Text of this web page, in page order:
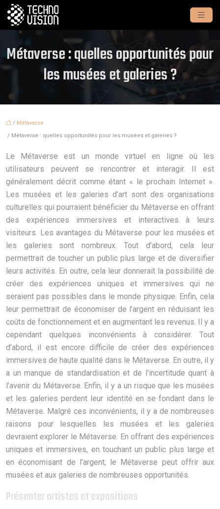
Métaverse : quelles opportunités pour
les musées et galeries ?
/ Métaverse
/ Métaverse : quelles opportunités pour les musées et galeries ?
Le Métaverse est un monde virtuel en ligne où les
utilisateurs peuvent se rencontrer et interagir. Il est
généralement décrit comme étant « le prochain Internet ».
Les musées et les galeries d’art sont des organisations
culturelles qui pourraient bénéficier du Métaverse en offrant
des expériences immersives et interactives à leurs
visiteurs. Les avantages du Métaverse pour les musées et
les galeries sont nombreux. Tout d’abord, cela leur
permettrait de toucher un public plus large et de diversifier
leurs activités. En outre, cela leur donnerait la possibilité de
créer des expériences uniques et immersives qui ne
seraient pas possibles dans le monde physique. Enfin, cela
leur permettrait de économiser de l’argent en réduisant les
coûts de fonctionnement et en augmentant les revenus. Il y a
cependant quelques inconvénients à considérer. Tout
d’abord, il est encore difficile de créer des expériences
immersives de haute qualité dans le Métaverse. En outre, il y
a un manque de standardisation et de l’incertitude quant à
l’avenir du Métaverse. Enfin, il y a un risque que les musées
et les galeries perdent leur identité en se fondant dans le
Métaverse. Malgré ces inconvénients, il y a de nombreuses
raisons pour lesquelles les musées et les galeries
devraient explorer le Métaverse. En offrant des expériences
uniques et immersives, en touchant un public plus large et
en économisant de l’argent, le Métaverse peut offrir aux
musées et aux galeries de nombreuses opportunités.
Présenter artistes et expositions